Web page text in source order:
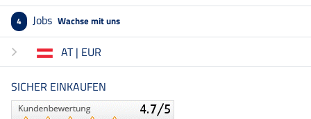
4 Jobs Wachse mit uns
AT | EUR
SICHER EINKAUFEN